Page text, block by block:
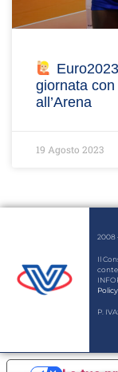
giornata
all’Arena
19 Agosto 2023
2008
Il
Policy
P.